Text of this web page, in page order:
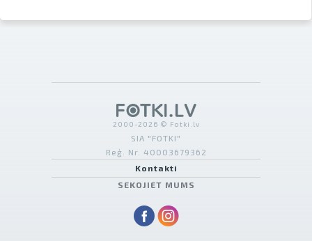
2000-2026 © Fotki.lv
SIA "FOTKI"
Reģ. Nr. 40003679362
Kontakti
SEKOJIET MUMS